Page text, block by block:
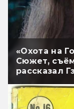
«Охота на
Сюжет,
рассказал